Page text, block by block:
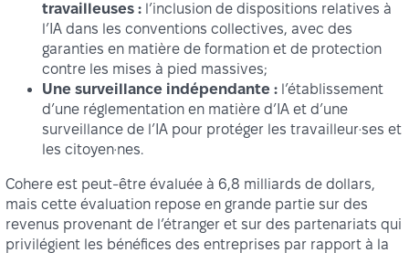
travailleuses : l’inclusion de dispositions relatives à
l’IA dans les conventions collectives, avec des
garanties en matière de formation et de protection
contre les mises à pied massives;
Une surveillance indépendante : l’établissement
d’une réglementation en matière d’IA et d’une
surveillance de l’IA pour protéger les travailleur·ses et
les citoyen·nes.
Cohere est peut-être évaluée à 6,8 milliards de dollars,
mais cette évaluation repose en grande partie sur des
revenus provenant de l’étranger et sur des partenariats qui
privilégient les bénéfices des entreprises par rapport à la